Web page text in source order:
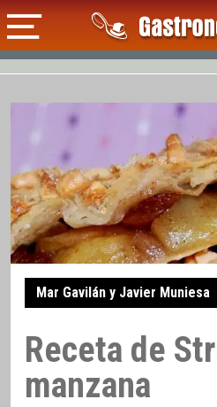
Mar Gavilán y Javier Muniesa
Receta de
manzana